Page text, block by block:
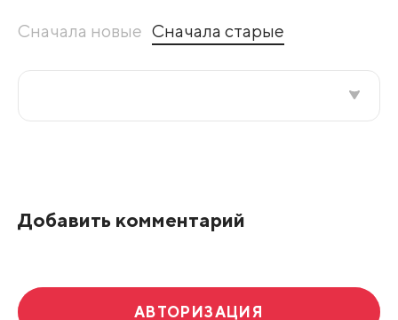
Сначала новые Сначала старые
Добавить комментарий
АВТОРИЗАЦИЯ